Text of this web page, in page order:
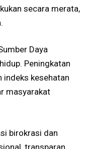
secara merata,
Daya
Peningkatan
indeks kesehatan
masyarakat
birokrasi dan
transparan